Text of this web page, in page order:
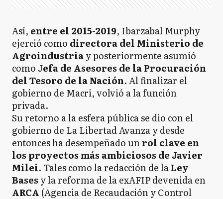
Así, entre el 2015-2019, Ibarzabal Murphy
ejerció como directora del Ministerio de
Agroindustriay posteriormente asumió
como Jefa de Asesores de la Procuración
del Tesoro de la Nación. Al finalizar el
gobierno de Macri, volvió a la función
privada.
Su retorno a la esfera pública se dio con el
gobierno de La Libertad Avanza y desde
entonces ha desempeñado unrol clave en
los proyectos más ambiciosos de Javier
Milei. Tales como la redacción de laLey
Bases y la reforma de la exAFIP devenida en
ARCA (Agencia de Recaudación y Control